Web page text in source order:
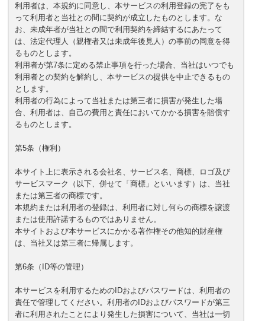
利用者は、本規約に同意し、本サービスの利用登録の完了をも
って利用者と当社との間に契約が成立したものとします。な
お、未成年者が当社との間で利用契約を締結するにあたって
は、法定代理人（親権者又は未成年後見人）の事前の同意を得
るものとします。
利用者が第7条に定める禁止事項を行った場合、当社はいつでも
利用者との契約を解約し、本サービスの提供を中止できるもの
とします。
利用者の行為によって当社または第三者に損害が発生した場
合、利用者は、自己の費用と責任においてかかる損害を賠償す
るものとします。
第5条（権利）
本サイト上に表示される会社名、サービス名、商標、ロゴ及び
サービスマーク（以下、併せて「商標」といいます）は、当社
または第三者の商標です。
本規約または利用者の登録は、利用者に対し何らの商標を譲渡
または使用許諾するものではありません。
本サイトおよび本サービスにかかる著作権その他知的財産権
は、当社又は第三者に帰属します。
第6条（ID等の管理）
本サービスを利用するためのIDおよびパスワードは、利用者の
責任で管理してください。利用者のIDおよびパスワードが第三
者に利用されたことにより発生した損害について、当社は一切